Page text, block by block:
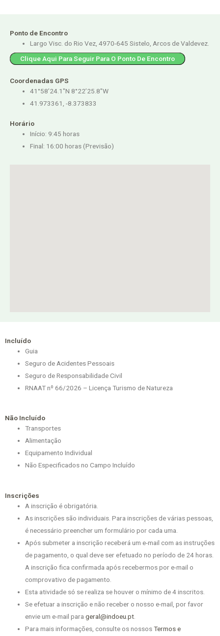
Ponto de Encontro
Largo Visc. do Rio Vez, 4970-645 Sistelo, Arcos de Valdevez.
Clique Aqui Para Seguir Para O Ponto De Encontro
Coordenadas GPS
41°58’24.1″N 8°22’25.8″W
41.973361, -8.373833
Horário
Início: 9:45 horas
Final: 16:00 horas (Previsão)
Incluído
Guia
Seguro de Acidentes Pessoais
Seguro de Responsabilidade Civil
RNAAT nº 66/2026 – Licença Turismo de Natureza
Não Incluído
Transportes
Alimentação
Equipamento Individual
Não Especificados no Campo Incluído
Inscrições
A inscrição é obrigatória.
As inscrições são individuais. Para inscrições de várias pessoas,
é necessário preencher um formulário por cada uma.
Após submeter a inscrição receberá um e-mail com as instruções
de pagamento, o qual deve ser efetuado no período de 24 horas.
A inscrição fica confirmada após recebermos por e-mail o
comprovativo de pagamento.
Esta atividade só se realiza se houver o mínimo de 4 inscritos.
Se efetuar a inscrição e não receber o nosso e-mail, por favor
envie um e-mail parageral@indoeu.pt
Para mais informações, consulte os nossosTermos e